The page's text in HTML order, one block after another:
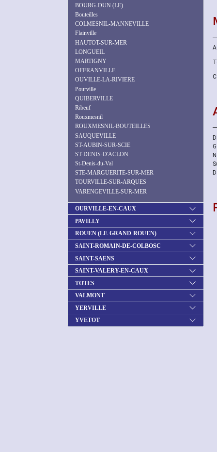
BOURG-DUN (LE)
Bouteilles
COLMESNIL-MANNEVILLE
Flainville
HAUTOT-SUR-MER
LONGUEIL
MARTIGNY
OFFRANVILLE
OUVILLE-LA-RIVIERE
Pourville
QUIBERVILLE
Ribeuf
Rouxmesnil
ROUXMESNIL-BOUTEILLES
SAUQUEVILLE
ST-AUBIN-SUR-SCIE
ST-DENIS-D'ACLON
St-Denis-du-Val
STE-MARGUERITE-SUR-MER
TOURVILLE-SUR-ARQUES
VARENGEVILLE-SUR-MER
OURVILLE-EN-CAUX
PAVILLY
ROUEN (LE-GRAND-ROUEN)
SAINT-ROMAIN-DE-COLBOSC
SAINT-SAENS
SAINT-VALERY-EN-CAUX
TOTES
VALMONT
YERVILLE
YVETOT